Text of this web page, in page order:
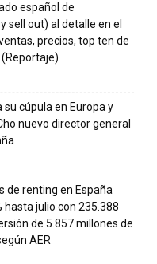
español de
sell out) al detalle en el
precios, top ten de
su cúpula en Europa y
nuevo director general
de renting en España
hasta julio con 235.388
de 5.857 millones de
AER